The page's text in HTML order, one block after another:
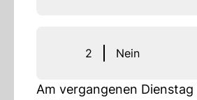
2 Nein
Am vergangenen